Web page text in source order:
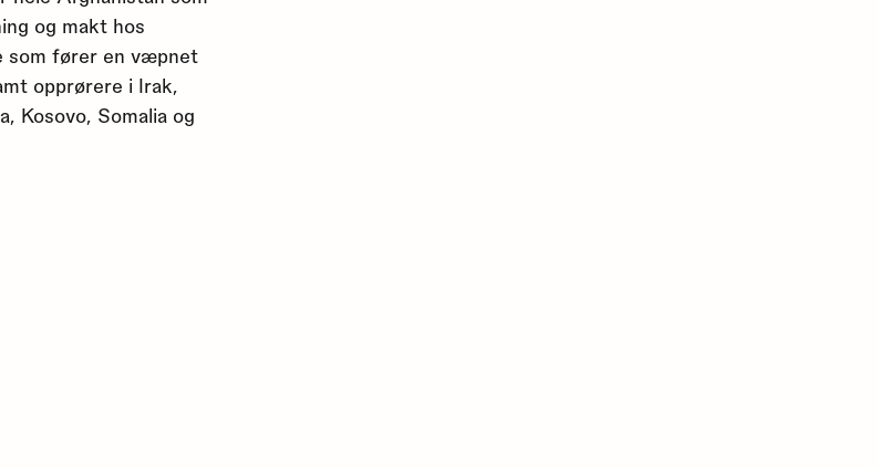
og makt hos
som fører en væpnet
opprørere i Irak,
Kosovo, Somalia og